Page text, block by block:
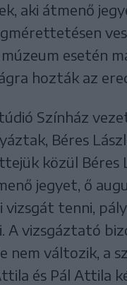
aki átmenő
esetén
hozták az
Színház
Béres
közül Béres
jegyet, ő
vizsgát tenni,
A vizsgáztató
nem változik, a
és Pál Attila